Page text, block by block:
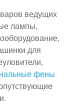
ведущих
лампы,
для
фены